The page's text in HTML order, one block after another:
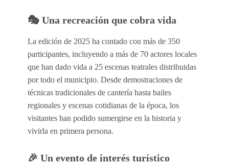
🎭 Una recreación que cobra vida
La edición de 2025 ha contado con más de 350
participantes, incluyendo a más de 70 actores locales
que han dado vida a 25 escenas teatrales distribuidas
por todo el municipio. Desde demostraciones de
técnicas tradicionales de cantería hasta bailes
regionales y escenas cotidianas de la época, los
visitantes han podido sumergirse en la historia y
vivirla en primera persona.
🎉 Un evento de interés turístico